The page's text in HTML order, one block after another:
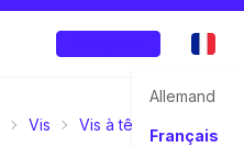
Allemand
Français
Vis Vis à tête six pans